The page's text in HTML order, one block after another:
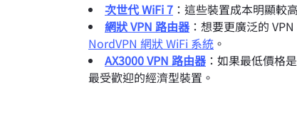
次世代 WiFi 7 ：這些裝置成本明顯較
網狀 VPN 路由器 ：想要更廣泛的
NordVPN 網狀 WiFi 系統 。
AX3000 VPN 路由器 ：如果最低價格
最受歡迎的經濟型裝置。